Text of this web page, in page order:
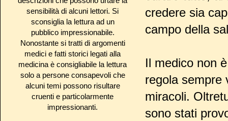
credere sia
campo della
Il medico non
regola sempre
miracoli.
sono stati
sensibilità di alcuni lettori. Si
sconsiglia la lettura ad un
pubblico impressionabile.
Nonostante si tratti di argomenti
medici e fatti storici legati alla
medicina è consigliabile la lettura
solo a persone consapevoli che
alcuni temi possono risultare
cruenti e particolarmente
impressionanti.